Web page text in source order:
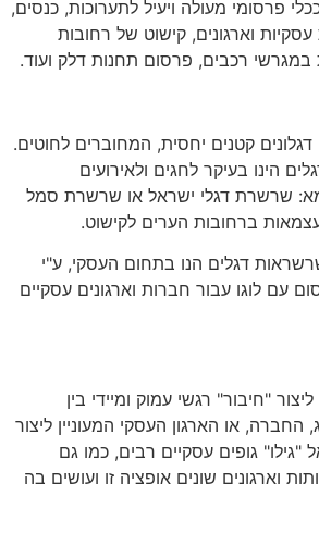
פרסומי מעולה ויעיל לתערוכות, כנסים,
וארגונים, קישוט של רחובות
רכבים, פרסום תחנות דלק ועוד.
קטנים יחסית, המחוברים לחוטים.
הינו בעיקר לחגים ולאירועים
שרשרת דגלי ישראל או שרשרת סמל
ברחובות הערים לקישוט.
דגלים הנו בתחום העסקי, ע"י
עם לוגו עבור חברות וארגונים עסקיים
"חיבור" רגשי עמוק ומיידי בין
החברה, או הארגון העסקי המעוניין ליצור
"גילו" גופים עסקיים רבים, כמו גם
וארגונים שונים אופציה זו ועושים בה